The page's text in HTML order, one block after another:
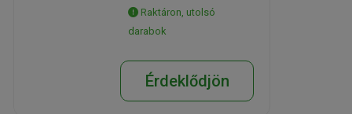
Raktáron, utolsó
darabok
Érdeklődjön